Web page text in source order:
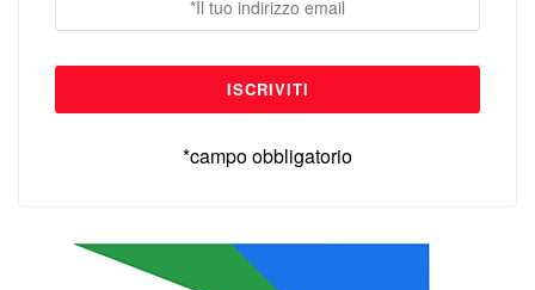
*campo obbligatorio